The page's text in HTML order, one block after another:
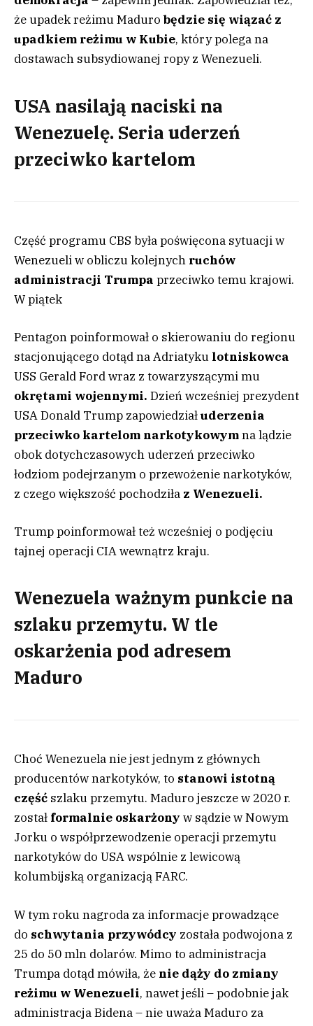
że upadek reżimu Maduro będzie się wiązać z
upadkiem reżimu w Kubie, który polega na
dostawach subsydiowanej ropy z Wenezueli.
USA nasilają naciski na
Wenezuelę. Seria uderzeń
przeciwko kartelom
Część programu CBS była poświęcona sytuacji w
Wenezueli w obliczu kolejnych ruchów
administracji Trumpa przeciwko temu krajowi.
W piątek
Pentagon poinformował o skierowaniu do regionu
stacjonującego dotąd na Adriatyku lotniskowca
USS Gerald Ford wraz z towarzyszącymi mu
okrętami wojennymi. Dzień wcześniej prezydent
USA Donald Trump zapowiedziałuderzenia
przeciwko kartelom narkotykowymna lądzie
obok dotychczasowych uderzeń przeciwko
łodziom podejrzanym o przewożenie narkotyków,
z czego większość pochodziła z Wenezueli.
Trump poinformował też wcześniej o podjęciu
tajnej operacji CIA wewnątrz kraju.
Wenezuela ważnym punkcie na
szlaku przemytu. W tle
oskarżenia pod adresem
Maduro
Choć Wenezuela nie jest jednym z głównych
producentów narkotyków, to stanowi istotną
część szlaku przemytu. Maduro jeszcze w 2020 r.
został formalnie oskarżony w sądzie w Nowym
Jorku o współprzewodzenie operacji przemytu
narkotyków do USA wspólnie z lewicową
kolumbijską organizacją FARC.
W tym roku nagroda za informacje prowadzące
do schwytania przywódcy została podwojona z
25 do 50 mln dolarów. Mimo to administracja
Trumpa dotąd mówiła, że nie dąży do zmiany
reżimu w Wenezueli, nawet jeśli – podobnie jak
administracja Bidena – nie uważa Maduro za